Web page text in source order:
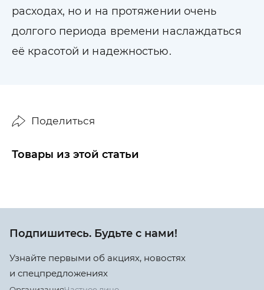
расходах, но и на протяжении очень
долгого периода времени наслаждаться
её красотой и надежностью.
Поделиться
Товары из этой статьи
Подпишитесь. Будьте с нами!
Узнайте первыми об акциях, новостях
и спецпредложениях